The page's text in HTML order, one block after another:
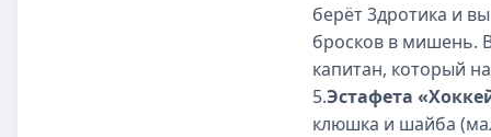
берёт 3дротика и
бросков в мишень.
капитан, который
5.Эстафета
клюшка и шайба